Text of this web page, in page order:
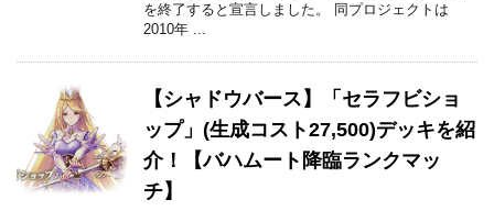
を終了すると宣言しました。 同プロジェクトは
2010年 ...
【シャドウバース】「セラフビショ
ップ」(生成コスト27,500)デッキを紹
介！【バハムート降臨ランクマッ
チ】